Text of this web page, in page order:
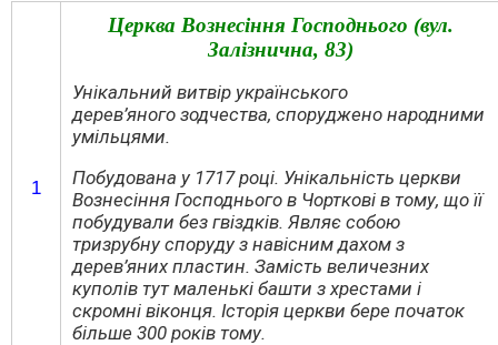
1
Церква Вознесіння Господнього (вул.
Залізнична, 83)
Унікальний витвір українського
дерев’яного зодчества, споруджено народними
умільцями.
Побудована у 1717 році. Унікальність церкви
Вознесіння Господнього в Чорткові в тому, що її
побудували без гвіздків. Являє собою
тризрубну споруду з навісним дахом з
дерев’яних пластин. Замість величезних
куполів тут маленькі башти з хрестами і
скромні віконця. Історія церкви бере початок
більше 300 років тому.